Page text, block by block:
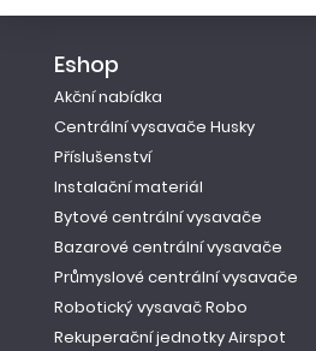
Eshop
Akční nabídka
Centrální vysavače Husky
Příslušenství
Instalační materiál
Bytové centrální vysavače
Bazarové centrální vysavače
Průmyslové centrální vysavače
Robotický vysavač Robo
Rekuperační jednotky Airspot